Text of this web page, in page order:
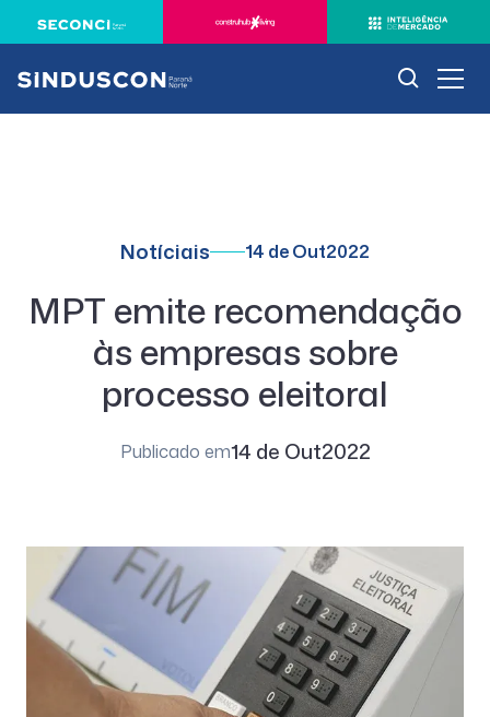
Notíciais 14 de Out2022
MPT emite recomendação
às empresas sobre
processo eleitoral
Publicado em14 de Out2022